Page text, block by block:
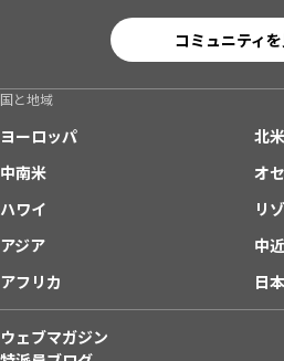
コミュニティ
国と地域
ヨーロッパ
北米
中南米
オ
ハワイ
リ
アジア
中
アフリカ
日本
ウェブマガジン